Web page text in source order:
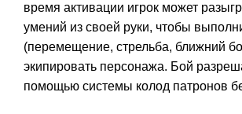
время активации игрок может
умений из своей руки, чтобы
(перемещение, стрельба, ближний
экипировать персонажа. Бой
помощью системы колод патронов